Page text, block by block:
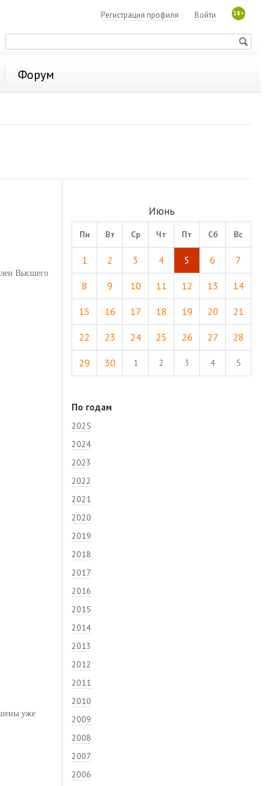
18+
Войти
Регистрация профиля
Форум
Высшего
уже
Июнь
Пн Вт Ср Чт Пт Сб Вс
1 2 3 4 5 6 7
8 9 10 11 12 13 14
15 16 17 18 19 20 21
22 23 24 25 26 27 28
29 30 1 2 3 4 5
По годам
2025
2024
2023
2022
2021
2020
2019
2018
2017
2016
2015
2014
2013
2012
2011
2010
2009
2008
2007
2006